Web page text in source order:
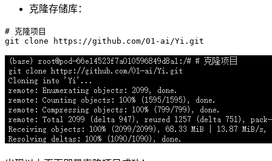
克隆存储库：
# 克隆项目
git clone